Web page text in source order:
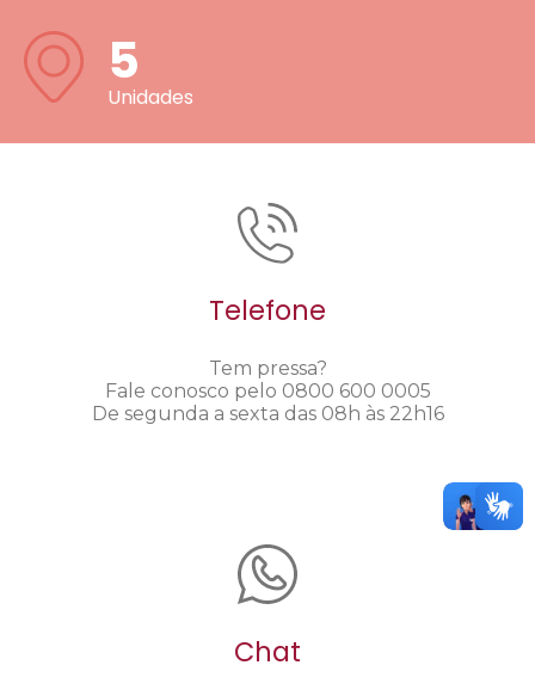
5
Unidades
Telefone
Tem pressa?
Fale conosco pelo 0800 600 0005
De segunda a sexta das 08h às 22h16
Chat